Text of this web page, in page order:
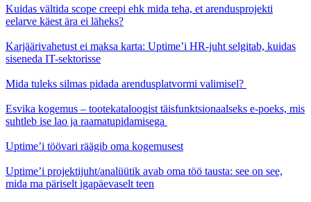
Kuidas vältida scope creepi ehk mida teha, et arendusprojekti
eelarve käest ära ei läheks?
Karjäärivahetust ei maksa karta: Uptime’i HR-juht selgitab, kuidas
siseneda IT-sektorisse
Mida tuleks silmas pidada arendusplatvormi valimisel?
Esvika kogemus – tootekataloogist täisfunktsionaalseks e-poeks, mis
suhtleb ise lao ja raamatupidamisega
Uptime’i töövari räägib oma kogemusest
Uptime’i projektijuht/analüütik avab oma töö tausta: see on see,
mida ma päriselt igapäevaselt teen